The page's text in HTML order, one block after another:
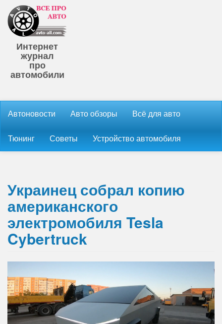
Интернет
журнал
про
автомобили
Автоновости Авто обзоры Всё для авто
Тюнинг Советы Устройство автомобиля
Украинец собрал копию
американского
электромобиля Tesla
Cybertruck